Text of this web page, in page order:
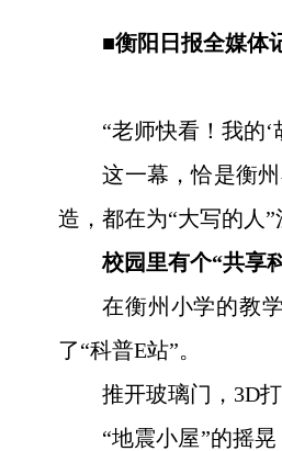
■衡阳日报全媒体
“老师快看！我的
这一幕，恰是衡
造，都在为“大写的人”
校园里有个“共享
在衡州小学的教
了“科普E站”。
推开玻璃门，3D
“地震小屋”的摇